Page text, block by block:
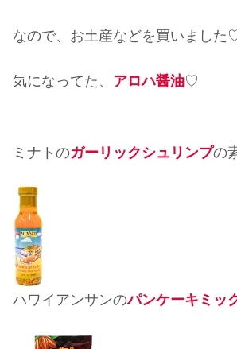
なので、お土産などを買いました
気になってた、 アロハ醤油♡
ミナトのガーリックシュリンプの
ハワイアンサンのパンケーキミッ